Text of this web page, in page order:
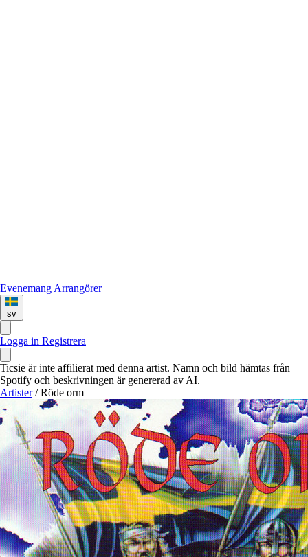
Evenemang Arrangörer
sv
Logga in Registrera
Ticsie är inte affilierat med denna artist. Namn och bild hämtas från
Spotify och beskrivningen är genererad av AI.
Artister / Röde orm